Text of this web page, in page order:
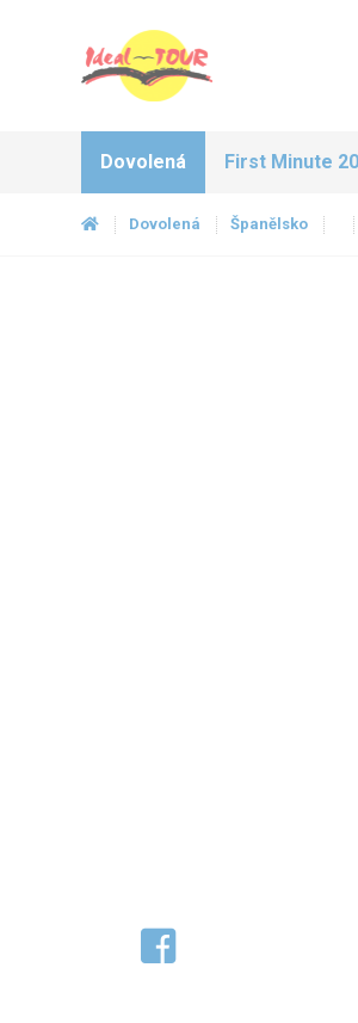
Dovolená First Minute
Dovolená Španělsko